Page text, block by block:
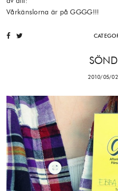
Vårkänslorna är på GGGG!!!
2010/05/